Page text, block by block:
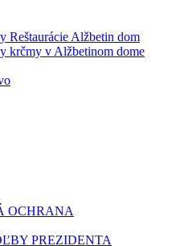
Reštaurácie Alžbetin dom
krčmy v Alžbetinom dome
OCHRANA
PREZIDENTA